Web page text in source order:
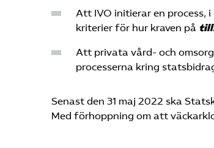
Att IVO initierar en process,
kriterier för hur kraven på
Att privata vård- och
processerna kring
Senast den 31 maj 2022 ska
Med förhoppning om att